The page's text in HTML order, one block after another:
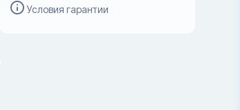
Условия гарантии